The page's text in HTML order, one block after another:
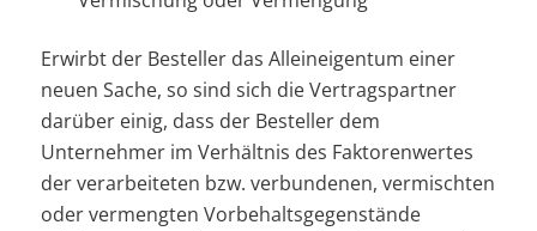
Erwirbt der Besteller das Alleineigentum einer
neuen Sache, so sind sich die Vertragspartner
darüber einig, dass der Besteller dem
Unternehmer im Verhältnis des Faktorenwertes
der verarbeiteten bzw. verbundenen, vermischten
oder vermengten Vorbehaltsgegenstände